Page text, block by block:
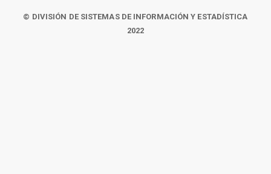
© DIVISIÓN DE SISTEMAS DE INFORMACIÓN Y ESTADÍSTICA
2022